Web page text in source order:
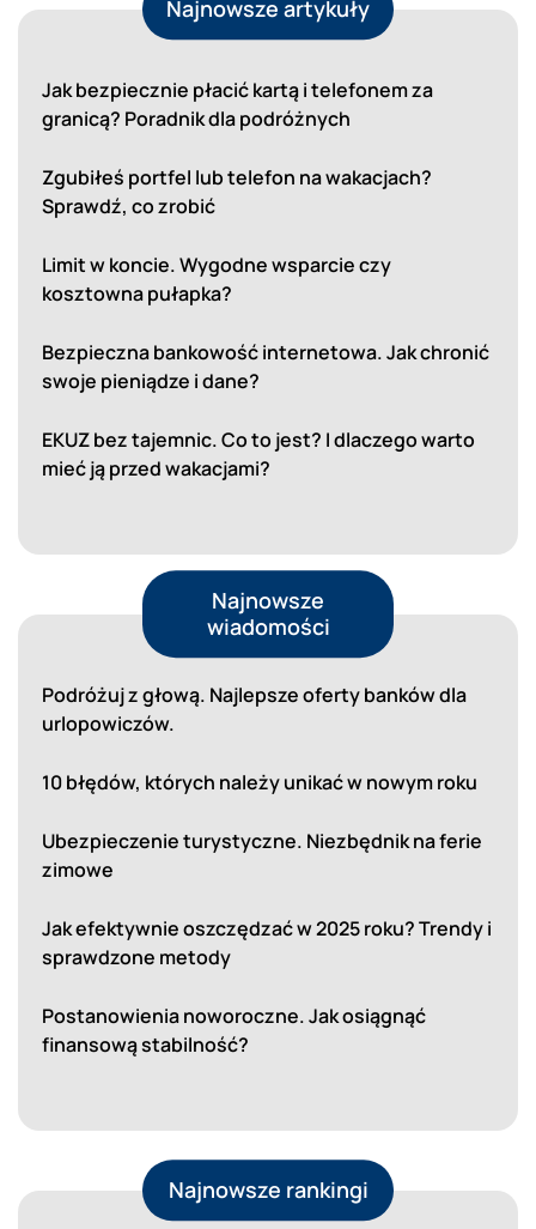
Najnowsze artykuły
Jak bezpiecznie płacić kartą i telefonem za
granicą? Poradnik dla podróżnych
Zgubiłeś portfel lub telefon na wakacjach?
Sprawdź, co zrobić
Limit w koncie. Wygodne wsparcie czy
kosztowna pułapka?
Bezpieczna bankowość internetowa. Jak chronić
swoje pieniądze i dane?
EKUZ bez tajemnic. Co to jest? I dlaczego warto
mieć ją przed wakacjami?
Najnowsze
wiadomości
Podróżuj z głową. Najlepsze oferty banków dla
urlopowiczów.
10 błędów, których należy unikać w nowym roku
Ubezpieczenie turystyczne. Niezbędnik na ferie
zimowe
Jak efektywnie oszczędzać w 2025 roku? Trendy i
sprawdzone metody
Postanowienia noworoczne. Jak osiągnąć
finansową stabilność?
Najnowsze rankingi